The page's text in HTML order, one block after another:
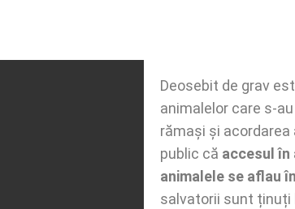
Deosebit de grav
animalelor care s-
rămași și
public că accesul
animalele se aflau
salvatorii sunt ținuți